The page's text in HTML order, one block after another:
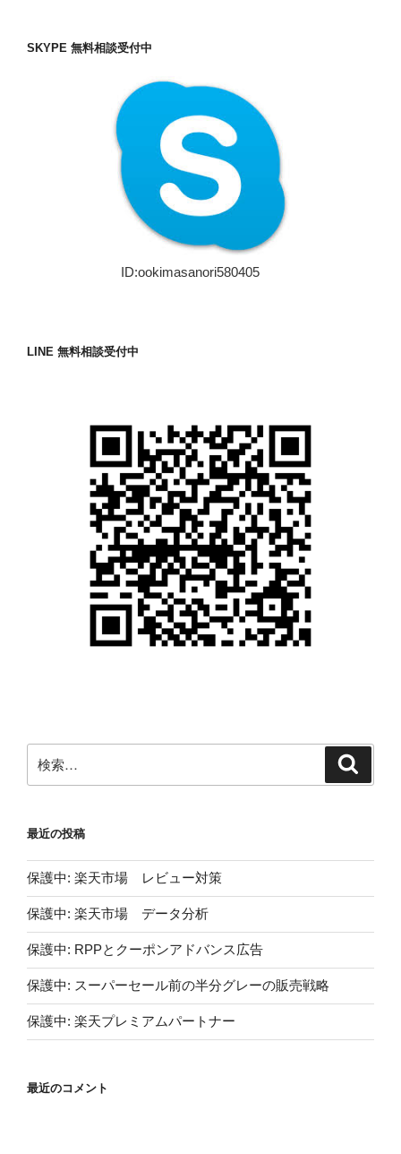
SKYPE 無料相談受付中
ID:ookimasanori580405
LINE 無料相談受付中
索:
最近の投稿
保護中: 楽天市場 レビュー対策
保護中: 楽天市場 データ分析
保護中: RPPとクーポンアドバンス広告
保護中: スーパーセール前の半分グレーの販売戦略
保護中: 楽天プレミアムパートナー
最近のコメント